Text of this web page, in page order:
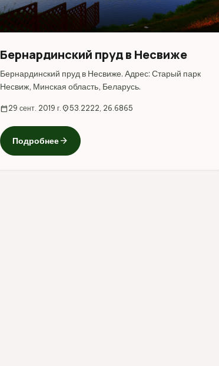
Бернардинский пруд в Несвиже
Бернардинский пруд в Несвиже. Адрес: Старый парк
Несвиж, Минская область, Беларусь.
calendar_today 29 сент. 2019 г. location_on53.2222, 26.6865
Подробнееarrow_forward